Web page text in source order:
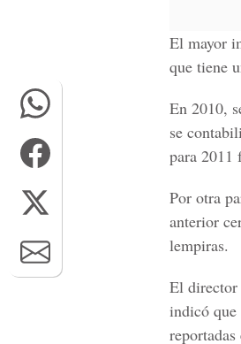
El mayor
que tiene
En 2010,
se
para 2011
Por otra
anterior
lempiras.
El director
indicó que